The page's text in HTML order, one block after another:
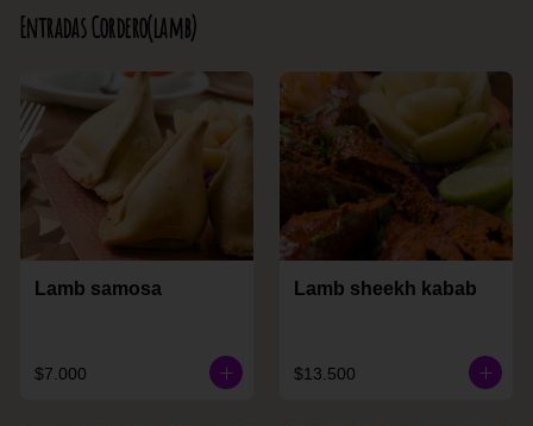
Entradas Cordero(lamb)
Lamb samosa
$7.000
Lamb sheekh kabab
$13.500